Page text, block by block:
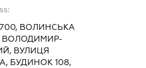
ВОЛИНСЬКА
ВОЛОДИМИР-
ВУЛИЦЯ
БУДИНОК 108,